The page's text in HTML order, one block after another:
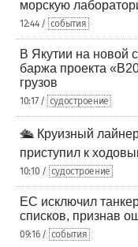
морскую
12:44 / события
В Якутии на новой
баржа проекта
грузов
10:17 / судостроение
🛳️ Круизный
приступил к
10:10 / судостроение
ЕС исключил
списков, признав
09:16 / события